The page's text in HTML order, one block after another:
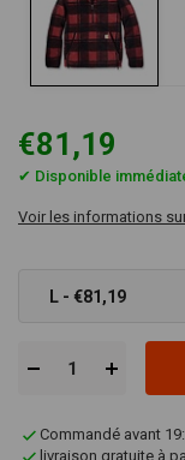
€81,19
✔ Disponible
Voir les informations
L - €81,19
Commandé avant
livraison gratuite à